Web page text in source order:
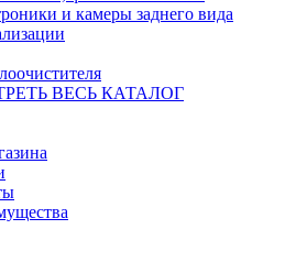
и камеры заднего вида
ВЕСЬ КАТАЛОГ